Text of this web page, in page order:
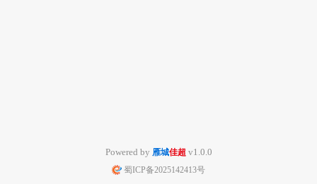
Powered by 雁城佳超 v1.0.0
蜀ICP备2025142413号